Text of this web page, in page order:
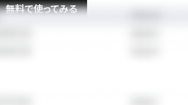
無料で使ってみる